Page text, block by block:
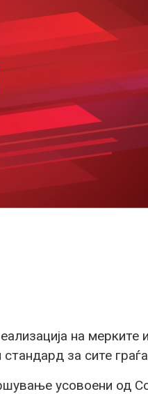
на мерките и
за сите
усовоени од